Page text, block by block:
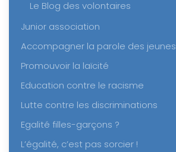
Le Blog des volontaires
Junior association
Accompagner la parole des jeunes
Promouvoir la laïcité
Education contre le racisme
Lutte contre les discriminations
Egalité filles-garçons ?
L’égalité, c’est pas sorcier !